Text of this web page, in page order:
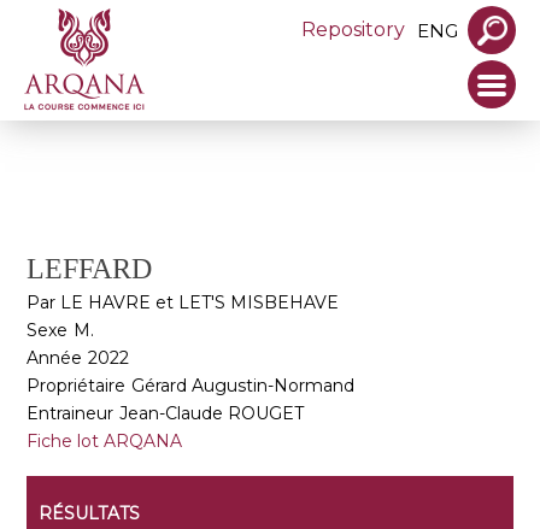
Repository ENG
LEFFARD
Par LE HAVRE et LET'S MISBEHAVE
Sexe M.
Année 2022
Propriétaire Gérard Augustin-Normand
Entraineur Jean-Claude ROUGET
Fiche lot ARQANA
RÉSULTATS